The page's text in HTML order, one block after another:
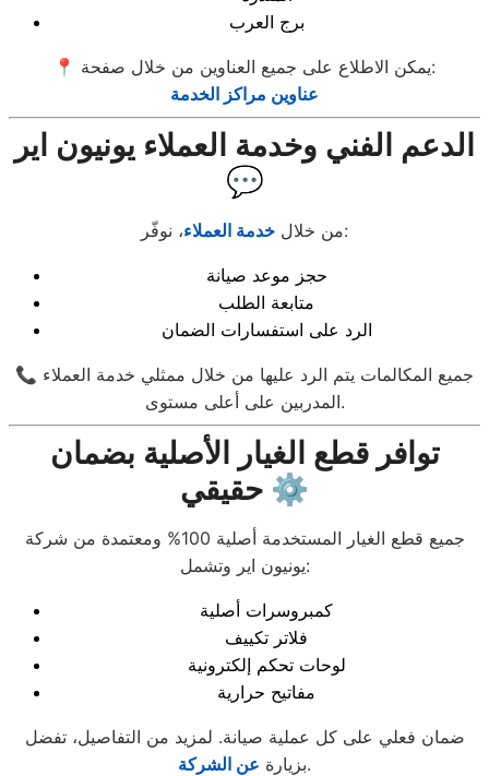
برج العرب
📍 يمكن الاطلاع على جميع العناوين من خلال صفحة:
عناوين مراكز الخدمة
الدعم الفني وخدمة العملاء يونيون اير
💬
من خلال خدمة العملاء ، نوفّر:
حجز موعد صيانة
متابعة الطلب
الرد على استفسارات الضمان
📞 جميع المكالمات يتم الرد عليها من خلال ممثلي خدمة العملاء
المدربين على أعلى مستوى.
توافر قطع الغيار الأصلية بضمان
حقيقي ⚙️
جميع قطع الغيار المستخدمة أصلية 100% ومعتمدة من شركة
يونيون اير وتشمل:
كمبروسرات أصلية
فلاتر تكييف
لوحات تحكم إلكترونية
مفاتيح حرارية
ضمان فعلي على كل عملية صيانة. لمزيد من التفاصيل، تفضل
بزيارة عن الشركة .